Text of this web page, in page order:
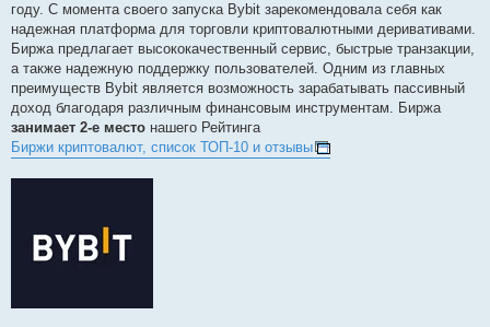
году. С момента своего запуска Bybit зарекомендовала себя как
надежная платформа для торговли криптовалютными деривативами.
Биржа предлагает высококачественный сервис, быстрые транзакции,
а также надежную поддержку пользователей. Одним из главных
преимуществ Bybit является возможность зарабатывать пассивный
доход благодаря различным финансовым инструментам. Биржа
занимает 2-е место нашего Рейтинга
Биржи криптовалют, список ТОП-10 и отзывы